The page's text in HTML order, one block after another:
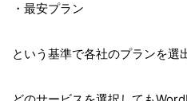
・最安プラン
という基準で各社のプランを選